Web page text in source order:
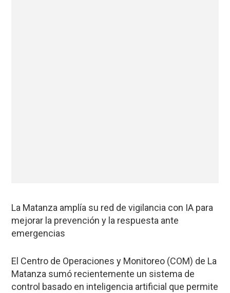
La Matanza amplía su red de vigilancia con IA para
mejorar la prevención y la respuesta ante
emergencias
El Centro de Operaciones y Monitoreo (COM) de La
Matanza sumó recientemente un sistema de
control basado en inteligencia artificial que permite